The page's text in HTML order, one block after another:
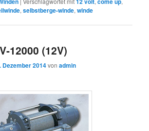
,selbstberge-winde,winde
12000 (12V)
Dezember 2014vonadmin
033731-70650